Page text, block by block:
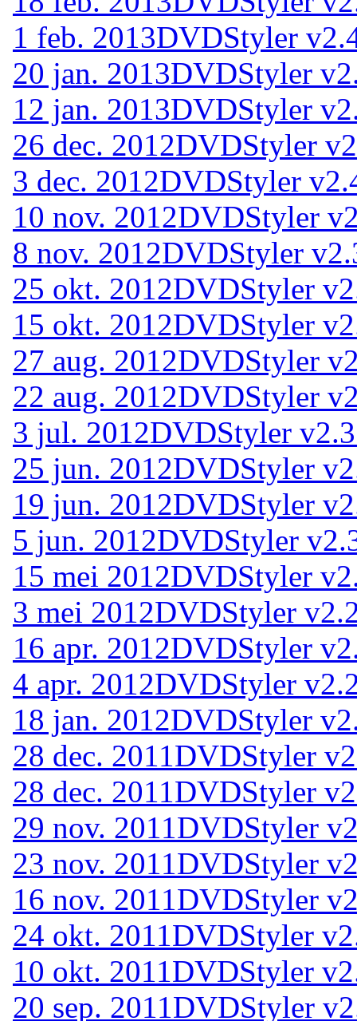
1 feb. 2013DVDStyler
20 jan. 2013DVDStyler
12 jan. 2013DVDStyler
26 dec. 2012DVDStyler
3 dec. 2012DVDStyler
10 nov. 2012DVDStyler
8 nov. 2012DVDStyler
25 okt. 2012DVDStyler
15 okt. 2012DVDStyler
27 aug. 2012DVDStyler
22 aug. 2012DVDStyler
3 jul. 2012DVDStyler
25 jun. 2012DVDStyler
19 jun. 2012DVDStyler
5 jun. 2012DVDStyler
15 mei 2012DVDStyler
3 mei 2012DVDStyler
16 apr. 2012DVDStyler
4 apr. 2012DVDStyler
18 jan. 2012DVDStyler
28 dec. 2011 DVDStyler
28 dec. 2011 DVDStyler
29 nov. 2011 DVDStyler
23 nov. 2011 DVDStyler
16 nov. 2011 DVDStyler
24 okt. 2011 DVDStyler
10 okt. 2011 DVDStyler
20 sep. 2011 DVDStyler